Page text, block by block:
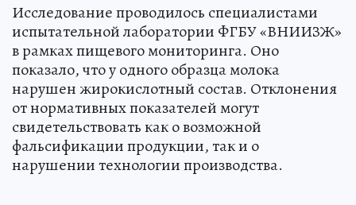
Исследование проводилось специалистами
испытательной лаборатории ФГБУ «ВНИИЗЖ»
в рамках пищевого мониторинга. Оно
показало, что у одного образца молока
нарушен жирокислотный состав. Отклонения
от нормативных показателей могут
свидетельствовать как о возможной
фальсификации продукции, так и о
нарушении технологии производства.